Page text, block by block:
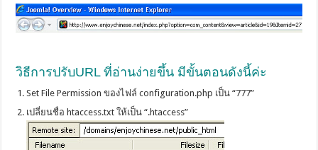
วิธีการปรับURL ที่อ่านง่ายขึ้น มีขั้นตอนดังนี้ค่ะ
Set File Permission ของไฟล์ configuration.php เป็น “777”
เปลี่ยนชื่อ htaccess.txt ให้เป็น “.htaccess”